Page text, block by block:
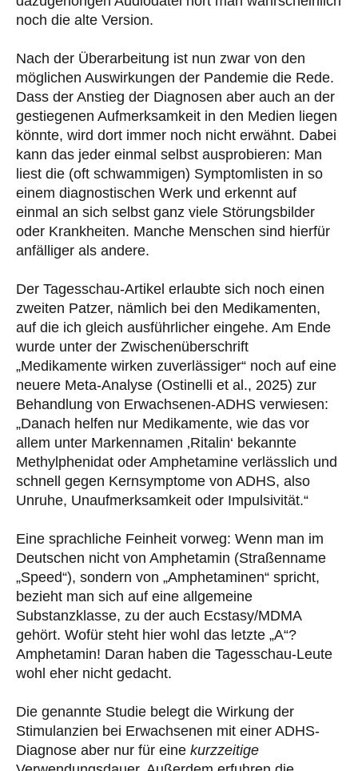
noch die alte Version.
Nach der Überarbeitung ist nun zwar von den
möglichen Auswirkungen der Pandemie die Rede.
Dass der Anstieg der Diagnosen aber auch an der
gestiegenen Aufmerksamkeit in den Medien liegen
könnte, wird dort immer noch nicht erwähnt. Dabei
kann das jeder einmal selbst ausprobieren: Man
liest die (oft schwammigen) Symptomlisten in so
einem diagnostischen Werk und erkennt auf
einmal an sich selbst ganz viele Störungsbilder
oder Krankheiten. Manche Menschen sind hierfür
anfälliger als andere.
Der Tagesschau-Artikel erlaubte sich noch einen
zweiten Patzer, nämlich bei den Medikamenten,
auf die ich gleich ausführlicher eingehe. Am Ende
wurde unter der Zwischenüberschrift
„Medikamente wirken zuverlässiger“ noch auf eine
neuere Meta-Analyse (Ostinelli et al., 2025) zur
Behandlung von Erwachsenen-ADHS verwiesen:
„Danach helfen nur Medikamente, wie das vor
allem unter Markennamen ‚Ritalin‘ bekannte
Methylphenidat oder Amphetamine verlässlich und
schnell gegen Kernsymptome von ADHS, also
Unruhe, Unaufmerksamkeit oder Impulsivität.“
Eine sprachliche Feinheit vorweg: Wenn man im
Deutschen nicht von Amphetamin (Straßenname
„Speed“), sondern von „Amphetaminen“ spricht,
bezieht man sich auf eine allgemeine
Substanzklasse, zu der auch Ecstasy/MDMA
gehört. Wofür steht hier wohl das letzte „A“?
Amphetamin! Daran haben die Tagesschau-Leute
wohl eher nicht gedacht.
Die genannte Studie belegt die Wirkung der
Stimulanzien bei Erwachsenen mit einer ADHS-
Diagnose aber nur für eine kurzzeitige